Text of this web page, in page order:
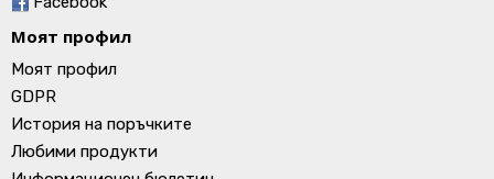
Моят профил
Моят профил
GDPR
История на поръчките
Любими продукти